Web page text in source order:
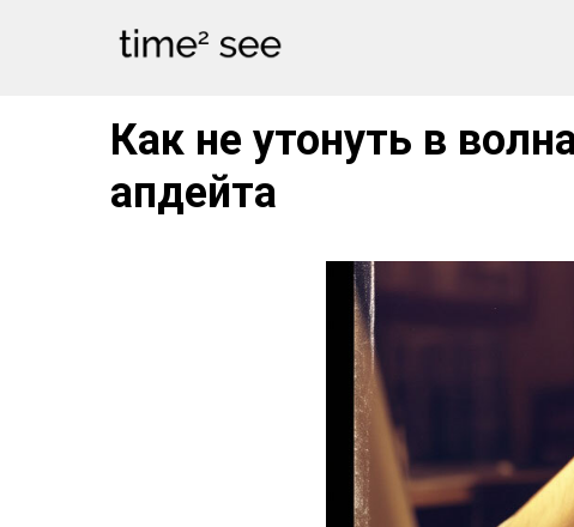
Как не утонуть в
апдейта